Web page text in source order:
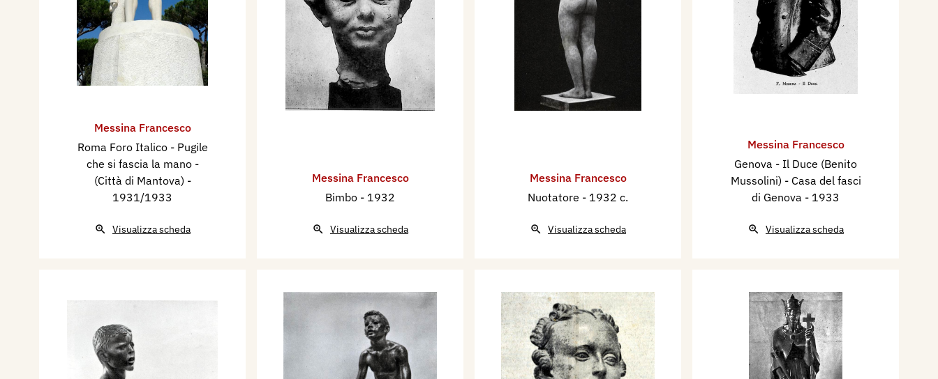
Messina Francesco
Roma Foro Italico - Pugile
che si fascia la mano -
(Città di Mantova) -
1931/1933
Visualizza scheda
Messina Francesco
Bimbo - 1932
Visualizza scheda
Messina Francesco
Nuotatore - 1932 c.
Visualizza scheda
Messina Francesco
Genova - Il Duce (Benito
Mussolini) - Casa del fasci
di Genova - 1933
Visualizza scheda